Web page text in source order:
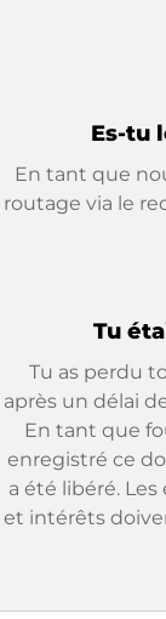
Es-tu
En tant que
routage via le
Tu
Tu as perdu
après un délai
En tant que
enregistré ce
a été libéré.
et intérêts